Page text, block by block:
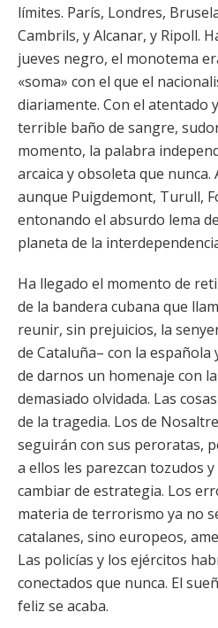
límites. París, Londres,
Cambrils, y Alcanar, y Ripoll.
jueves negro, el monotema
«soma» con el que el
diariamente. Con el atentado
terrible baño de sangre,
momento, la palabra
arcaica y obsoleta que nunca.
aunque Puigdemont, Turull,
entonando el absurdo lema
planeta de la
Ha llegado el momento de
de la bandera cubana que
reunir, sin prejuicios, la
de Cataluña– con la española
de darnos un homenaje con
demasiado olvidada. Las
de la tragedia. Los de
seguirán con sus peroratas,
a ellos les parezcan tozudos
cambiar de estrategia. Los
materia de terrorismo ya no
catalanes, sino europeos,
Las policías y los ejércitos
conectados que nunca. El
feliz se acaba.